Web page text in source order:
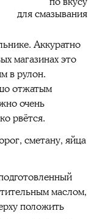
для смазывания
Аккуратно
магазинах это
в рулон.
отжатым
очень
рвётся.
сметану, яйца
маслом,
положить